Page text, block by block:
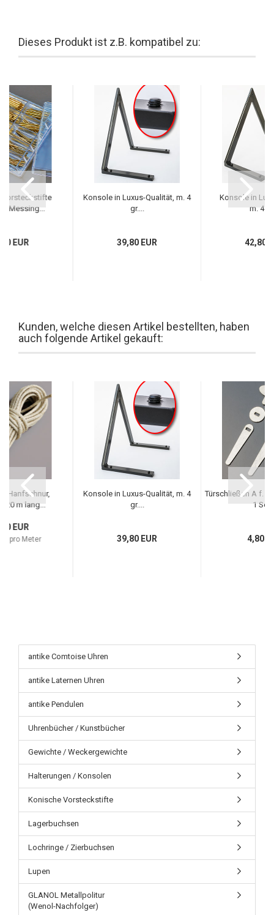
Dieses Produkt ist z.B. kompatibel zu:
Vorsteckstifte
Messing...
EUR
Konsole in Luxus-Qualität, m. 4
gr....
39,80 EUR
Konsole in
m. 4
42,80
Kunden, welche diesen Artikel bestellten, haben
auch folgende Artikel gekauft:
/ Hanfschnur,
20 m lang...
EUR
pro Meter
Konsole in Luxus-Qualität, m. 4
gr....
39,80 EUR
Türschließen A f.
1
4,80
antike Comtoise Uhren
antike Laternen Uhren
antike Pendulen
Uhrenbücher / Kunstbücher
Gewichte / Weckergewichte
Halterungen / Konsolen
Konische Vorsteckstifte
Lagerbuchsen
Lochringe / Zierbuchsen
Lupen
GLANOL Metallpolitur
(Wenol-Nachfolger)